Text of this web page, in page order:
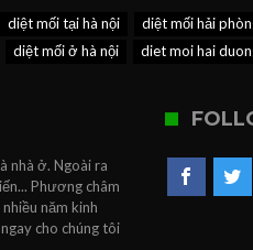
diệt mối tại hà nội diệt mối hải
diệt mối ở hà nội diet moi hai
nhà ở. Ngoài ra
Phương châm
năm kinh
cho chúng tôi